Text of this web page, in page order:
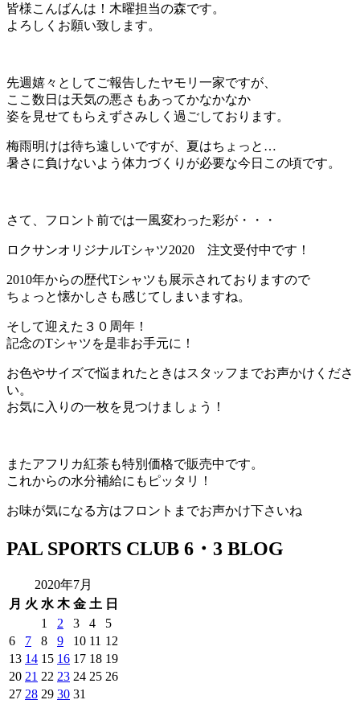
皆様こんばんは！木曜担当の森です。
よろしくお願い致します。
先週嬉々としてご報告したヤモリ一家ですが、
ここ数日は天気の悪さもあってかなかなか
姿を見せてもらえずさみしく過ごしております。
梅雨明けは待ち遠しいですが、夏はちょっと…
暑さに負けないよう体力づくりが必要な今日この頃です。
さて、フロント前では一風変わった彩が・・・
ロクサンオリジナルTシャツ2020 注文受付中です！
2010年からの歴代Tシャツも展示されておりますので
ちょっと懐かしさも感じてしまいますね。
そして迎えた３０周年！
記念のTシャツを是非お手元に！
お色やサイズで悩まれたときはスタッフまでお声かけくださ
い。
お気に入りの一枚を見つけましょう！
またアフリカ紅茶も特別価格で販売中です。
これからの水分補給にもピッタリ！
お味が気になる方はフロントまでお声かけ下さいね
PAL SPORTS CLUB 6・3 BLOG
2020年7月
月 火 水 木 金 土 日
1
2 3 4
5
6
7 8 9 10 11 12
13 14 15 16 17 18 19
20 21 22 23 24 25 26
27 28 29 30 31